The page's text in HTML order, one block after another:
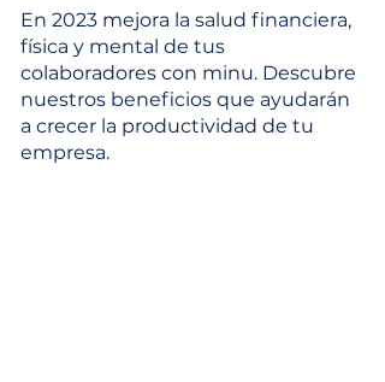
En 2023 mejora la salud financiera,
física y mental de tus
colaboradores con minu. Descubre
nuestros beneficios que ayudarán
a crecer la productividad de tu
empresa.